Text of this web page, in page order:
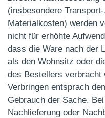
(insbesondere
Materialkosten) werden
nicht für erhöhte
dass die Ware nach der
als den Wohnsitz oder
des Bestellers verbracht
Verbringen entsprach
Gebrauch der Sache.
Nachlieferung oder